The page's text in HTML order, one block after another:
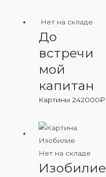
Нет на складе
До
встречи
мой
капитан
Картины242000₽
Нет на складе
Изобилие